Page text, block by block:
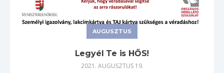
AUGUSZTUS
Legyél Te is HŐS!
2021. AUGUSZTUS 19.